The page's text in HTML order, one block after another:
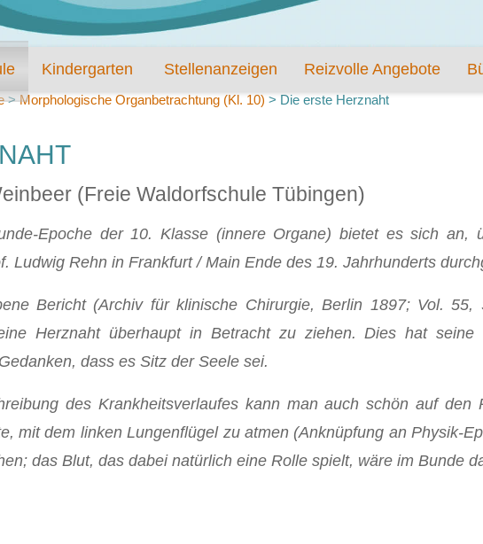
Kindergarten Stellenanzeigen Reizvolle Angebote
>Morphologische Organbetrachtung (Kl. 10) > Die erste Herznaht
(Freie Waldorfschule Tübingen)
Epoche der 10. Klasse (innere Organe) bietet es sich
Ludwig Rehn in Frankfurt / Main Ende des 19. Jahrhunderts
Bericht (Archiv für klinische Chirurgie, Berlin 1897; Vol.
Herznaht überhaupt in Betracht zu ziehen. Dies hat
dass es Sitz der Seele sei.
des Krankheitsverlaufes kann man auch schön auf den
mit dem linken Lungenflügel zu atmen (Anknüpfung an Physik-
das Blut, das dabei natürlich eine Rolle spielt, wäre im Bunde